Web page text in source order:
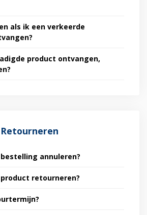
als ik een verkeerde
product ontvangen,
annuleren?
retourneren?